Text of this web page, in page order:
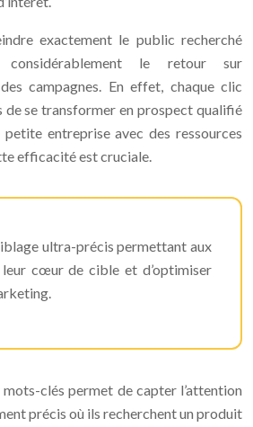
exactement le public recherché
considérablement le retour sur
campagnes. En effet, chaque clic
de se transformer en prospect qualifié
entreprise avec des ressources
efficacité est cruciale.
ultra-précis permettant aux
cœur de cible et d’optimiser
clés permet de capter l’attention
précis où ils recherchent un produit